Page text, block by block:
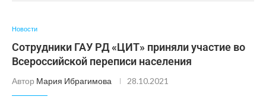
Новости
Сотрудники ГАУ РД «ЦИТ» приняли участие во
Всероссийской переписи населения
Автор Мария Ибрагимова 28.10.2021